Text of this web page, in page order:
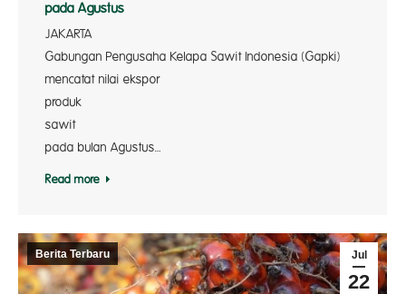
pada Agustus
Gabungan Pengusaha Kelapa Sawit Indonesia (Gapki)
mencatat nilai ekspor
produk
sawit
pada bulan Agustus…
Read more
Jul
22
Berita Terbaru